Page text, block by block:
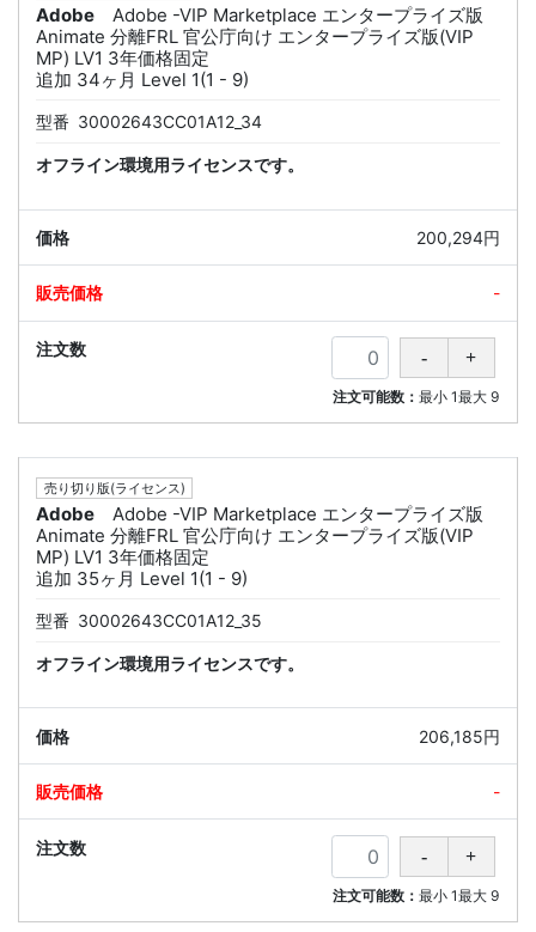
Adobe
Adobe -VIP Marketplace エンタープライズ版
Animate 分離FRL 官公庁向け エンタープライズ版(VIP
MP) LV1 3年価格固定
追加 34ヶ月 Level 1(1 - 9)
型番 30002643CC01A12_34
オフライン環境用ライセンスです。
200,294円
-
注文可能数：最小 1最大 9
売り切り版(ライセンス)
Adobe
Adobe -VIP Marketplace エンタープライズ版
Animate 分離FRL 官公庁向け エンタープライズ版(VIP
MP) LV1 3年価格固定
追加 35ヶ月 Level 1(1 - 9)
型番 30002643CC01A12_35
オフライン環境用ライセンスです。
206,185円
-
注文可能数：最小 1最大 9